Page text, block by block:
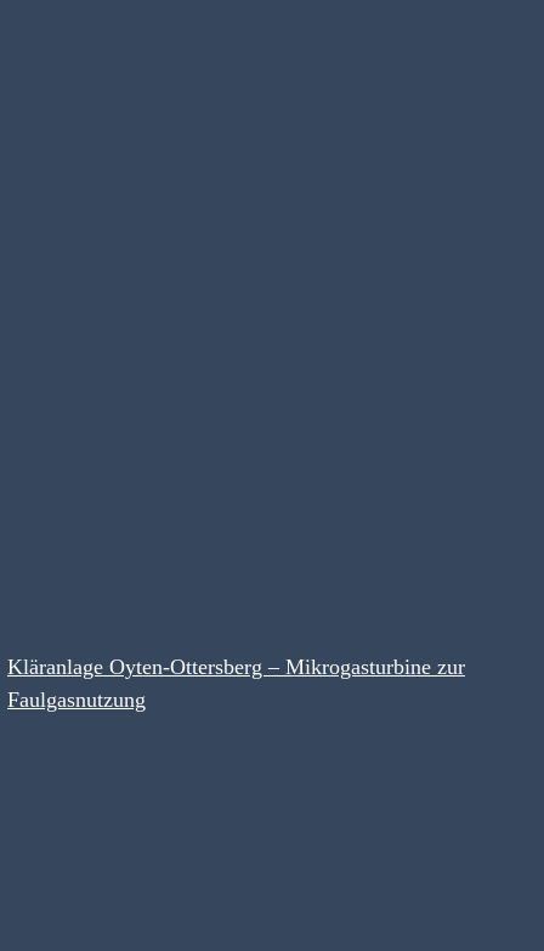
Kläranlage Oyten-Ottersberg – Mikrogasturbine zur
Faulgasnutzung